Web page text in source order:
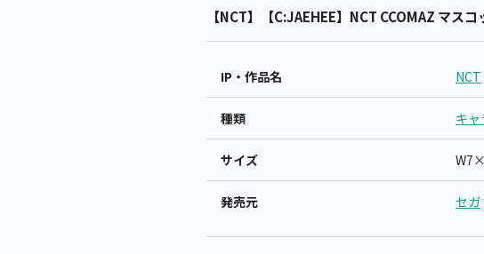
【NCT】【C:JAEHEE】NCT CCOMAZ マス
IP・作品名 NCT
種類 キ
サイズ
発売元 セガ